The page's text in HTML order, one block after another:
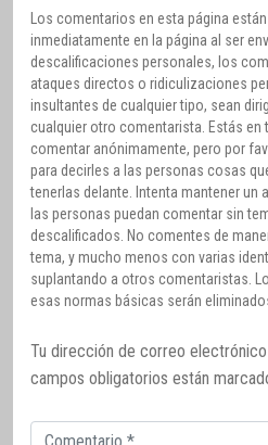
Los comentarios en esta página
inmediatamente en la página al ser
descalificaciones personales, los
ataques directos o ridiculizaciones
insultantes de cualquier tipo, sean
cualquier otro comentarista. Estás en
comentar anónimamente, pero por
para decirles a las personas cosas
tenerlas delante. Intenta mantener un
las personas puedan comentar sin
descalificados. No comentes de
tema, y mucho menos con varias
suplantando a otros comentaristas.
esas normas básicas serán
Tu dirección de correo electrónico
campos obligatorios están
Comentario